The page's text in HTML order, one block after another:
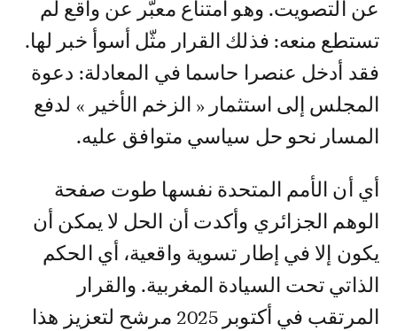
عن التصويت. وهو امتناع معبّر عن واقع لم
تستطع منعه: فذلك القرار مثّل أسوأ خبر لها.
فقد أدخل عنصرا حاسما في المعادلة: دعوة
المجلس إلى استثمار « الزخم الأخير » لدفع
المسار نحو حل سياسي متوافق عليه.
أي أن الأمم المتحدة نفسها طوت صفحة
الوهم الجزائري وأكدت أن الحل لا يمكن أن
يكون إلا في إطار تسوية واقعية، أي الحكم
الذاتي تحت السيادة المغربية. والقرار
المرتقب في أكتوبر 2025 مرشح لتعزيز هذا